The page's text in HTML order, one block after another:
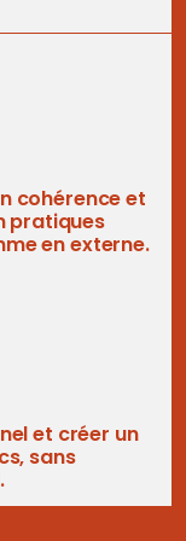
cohérence et
pratiques
en externe.
et créer un
sans